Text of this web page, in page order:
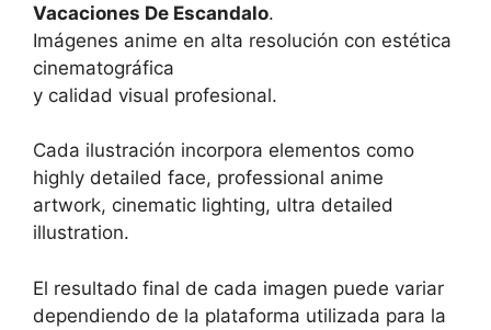
Vacaciones De Escandalo.
Imágenes anime en alta resolución con estética
cinematográfica
y calidad visual profesional.
Cada ilustración incorpora elementos como
highly detailed face, professional anime
artwork, cinematic lighting, ultra detailed
illustration.
El resultado final de cada imagen puede variar
dependiendo de la plataforma utilizada para la